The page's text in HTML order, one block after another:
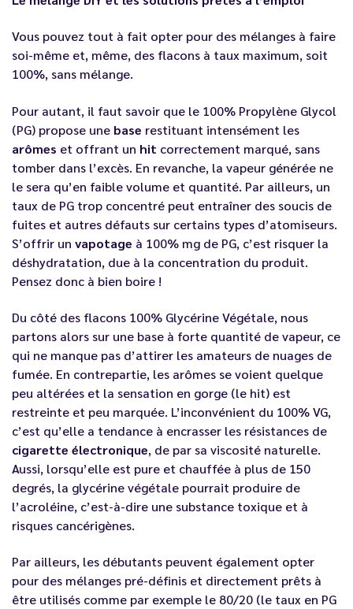
Vous pouvez tout à fait opter pour des mélanges à faire
soi-même et, même, des flacons à taux maximum, soit
100%, sans mélange.
Pour autant, il faut savoir que le 100% Propylène Glycol
(PG) propose une base restituant intensément les
arômes et offrant un hit correctement marqué, sans
tomber dans l’excès. En revanche, la vapeur générée ne
le sera qu’en faible volume et quantité. Par ailleurs, un
taux de PG trop concentré peut entraîner des soucis de
fuites et autres défauts sur certains types d’atomiseurs.
S’offrir un vapotage à 100% mg de PG, c’est risquer la
déshydratation, due à la concentration du produit.
Pensez donc à bien boire !
Du côté des flacons 100% Glycérine Végétale, nous
partons alors sur une base à forte quantité de vapeur, ce
qui ne manque pas d’attirer les amateurs de nuages de
fumée. En contrepartie, les arômes se voient quelque
peu altérées et la sensation en gorge (le hit) est
restreinte et peu marquée. L’inconvénient du 100% VG,
c’est qu’elle a tendance à encrasser les résistances de
cigarette électronique, de par sa viscosité naturelle.
Aussi, lorsqu’elle est pure et chauffée à plus de 150
degrés, la glycérine végétale pourrait produire de
l’acroléine, c’est-à-dire une substance toxique et à
risques cancérigènes.
Par ailleurs, les débutants peuvent également opter
pour des mélanges pré-définis et directement prêts à
être utilisés comme par exemple le 80/20 (le taux en PG